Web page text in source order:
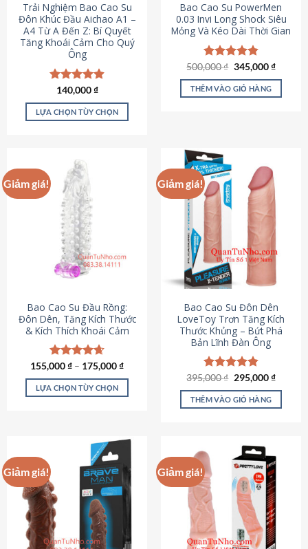
Trải Nghiệm Bao Cao Su
Đôn Khúc Đầu Aichao A1 –
A4 Từ A Đến Z: Bí Quyết
Tăng Khoái Cảm Cho Quý
Ông
Được xếp
hạng4.88
5 sao
140,000₫
LỰA CHỌN TÙY CHỌN
có
nhiều
biến
thể.
Các
tùy
chọn
có
chọn
trên
trang
sản
phẩm
Bao Cao Su PowerMen
0.03 Invi Long Shock Siêu
Mỏng Và Kéo Dài Thời Gian
Được xếp
hạng4.85
5 sao
500,000₫ Giá
là:
500,000 ₫.
345,000₫Giá
tại
THÊM VÀO GIỎ HÀNG
Giảm giá!
Bao Cao Su Đầu Rồng:
Đôn Dên, Tăng Kích Thước
& Kích Thích Khoái Cảm
Được xếp
hạng4.69
5 sao
155,000₫ – 175,000₫
LỰA CHỌN TÙY CHỌN
nhiều
biến
thể.
Các
tùy
chọn
Giảm giá!
Bao Cao Su Đôn Dên
LoveToy Trơn Tăng Kích
Thước Khủng – Bứt Phá
Bản Lĩnh Đàn Ông
Được xếp
hạng4.82
5 sao
395,000₫ Giá
là:
395,000 ₫.
295,000₫Giá
tại
THÊM VÀO GIỎ HÀNG
Giảm giá! Giảm giá!